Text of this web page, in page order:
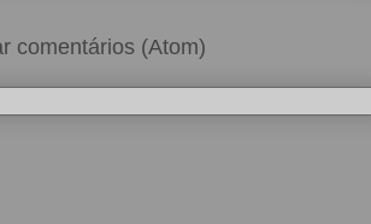
comentários (Atom)